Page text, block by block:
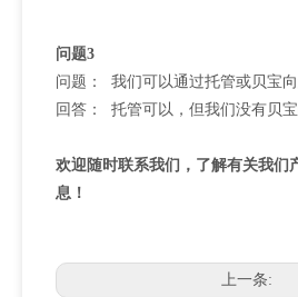
问题3
问题： 我们可以通过托管或贝宝
回答： 托管可以，但我们没有贝宝
欢迎随时联系我们，了解有关我们
息！
上一条: